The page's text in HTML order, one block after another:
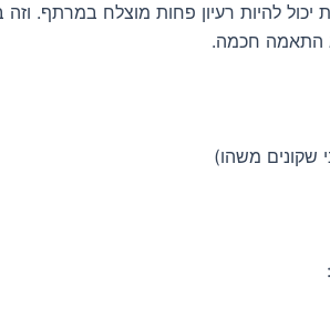
להיות רעיון פחות מוצלח במרתף. וזה
התאמה חכמה.